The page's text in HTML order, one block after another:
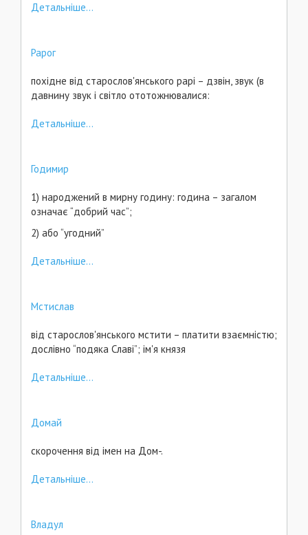
Детальніше...
Рарог
похідне від старослов'янського рарі – дзвін, звук (в
давнину звук і світло ототожнювалися:
Детальніше...
Годимир
1) народжений в мирну годину: година – загалом
означає “добрий час”;
2) або “угодний”
Детальніше...
Мстислав
від старослов'янського мстити – платити взаємністю;
дослівно “подяка Славі”; ім'я князя
Детальніше...
Домай
скорочення від імен на Дом-.
Детальніше...
Владул